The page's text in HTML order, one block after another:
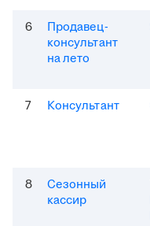
6
Продавец-
консультант
на лето
7 Консультант
8
Сезонный
кассир